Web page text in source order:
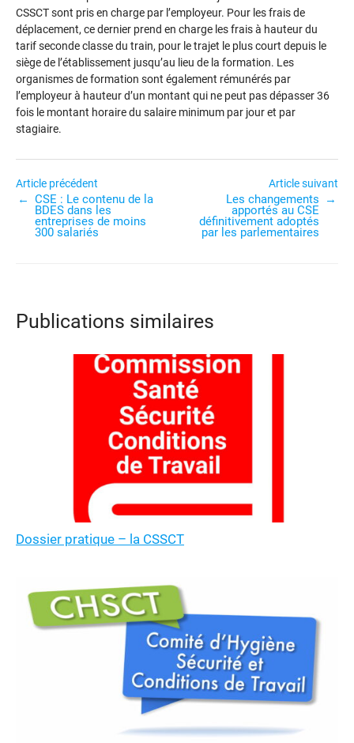
CSSCT sont pris en charge par l’employeur. Pour les frais de
déplacement, ce dernier prend en charge les frais à hauteur du
tarif seconde classe du train, pour le trajet le plus court depuis le
siège de l’établissement jusqu’au lieu de la formation. Les
organismes de formation sont également rémunérés par
l’employeur à hauteur d’un montant qui ne peut pas dépasser 36
fois le montant horaire du salaire minimum par jour et par
stagiaire.
Navigation
de
l’article
Article précédent
CSE : Le contenu de la
BDES dans les
entreprises de moins
300 salariés
Article suivant
Les changements
apportés au CSE
définitivement adoptés
par les parlementaires
Publications similaires
Dossier pratique – la CSSCT